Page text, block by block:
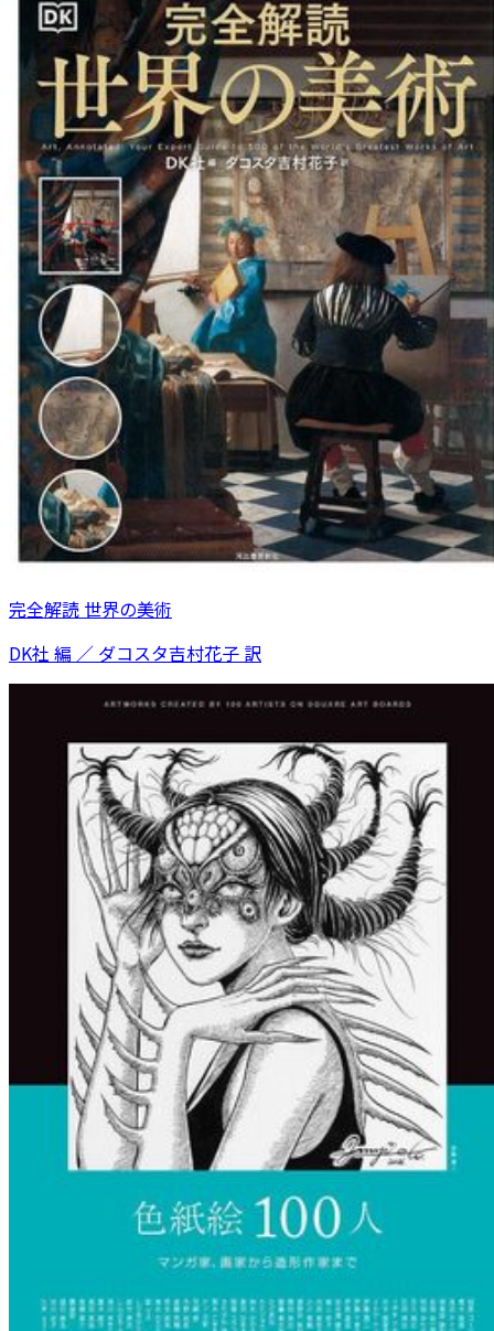
完全解読 世界の美術
DK社 編 ／ ダコスタ吉村花子 訳